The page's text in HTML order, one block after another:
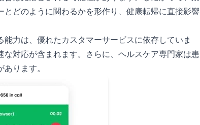
どのように関わるかを形作り、健康転帰に直接影響
力は、優れたカスタマーサービスに依存していま
対応が含まれます。さらに、ヘルスケア専門家は患
ります。